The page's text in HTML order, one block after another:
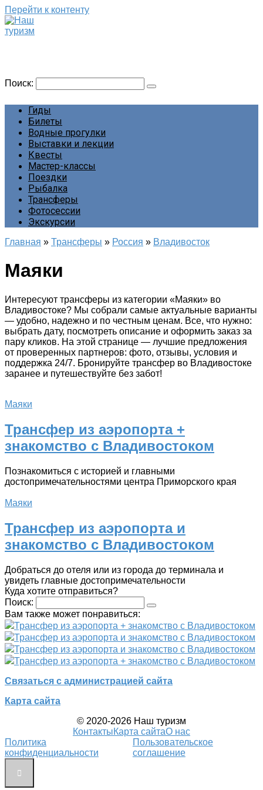
Перейти к контенту
Поиск:
Гиды
Билеты
Водные прогулки
Выставки и лекции
Квесты
Мастер-классы
Поездки
Рыбалка
Трансферы
Фотосессии
Экскурсии
Главная » Трансферы » Россия » Владивосток
Маяки
Интересуют трансферы из категории «Маяки» во
Владивостоке? Мы собрали самые актуальные варианты
— удобно, надежно и по честным ценам. Все, что нужно:
выбрать дату, посмотреть описание и оформить заказ за
пару кликов. На этой странице — лучшие предложения
от проверенных партнеров: фото, отзывы, условия и
поддержка 24/7. Бронируйте трансфер во Владивостоке
заранее и путешествуйте без забот!
Маяки
Трансфер из аэропорта +
знакомство с Владивостоком
Познакомиться с историей и главными
достопримечательностями центра Приморского края
Маяки
Трансфер из аэропорта и
знакомство с Владивостоком
Добраться до отеля или из города до терминала и
увидеть главные достопримечательности
Куда хотите отправиться?
Поиск:
Вам также может понравиться:
Трансфер из аэропорта + знакомство с Владивостоком
Трансфер из аэропорта и знакомство с Владивостоком
Трансфер из аэропорта и знакомство с Владивостоком
Трансфер из аэропорта + знакомство с Владивостоком
Связаться с администрацией сайта
Карта сайта
© 2020-2026 Наш туризм
КонтактыКарта сайтаО нас
Политика
конфиденциальности
Пользовательское
соглашение